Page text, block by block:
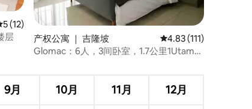
均评分 5 分（满分 5 分），共 12 条评价
5 (12)
层
产权公寓 ｜ 吉隆坡 平均评分 4.83 分（满
4.83 (111)
Glomac：6人，3间卧室，1.7公里1Utama
9月 10月 11月 12月